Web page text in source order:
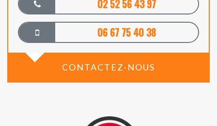
02 52 56 43 97
06 67 75 40 38
CONTACTEZ-NOUS